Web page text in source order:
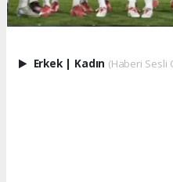
Erkek | Kadın (Haberi Sesli